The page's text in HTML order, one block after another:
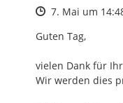
Zeitpunkt des
7. Mai um
Guten Tag,
vielen Dank für
Wir werden dies